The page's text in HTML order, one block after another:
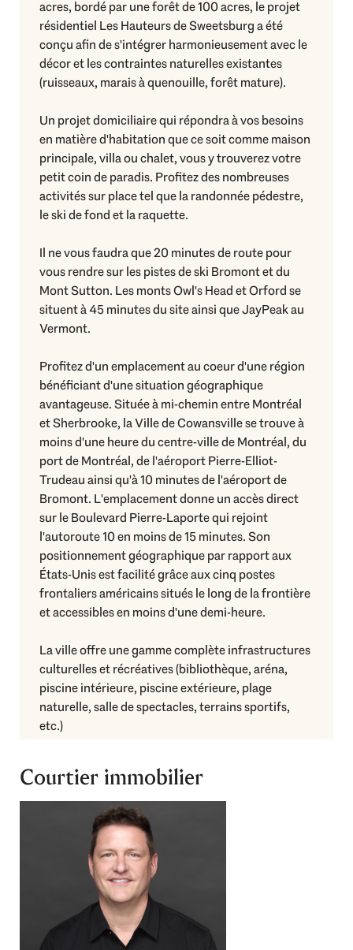
acres, bordé par une forêt de 100 acres, le projet
résidentiel Les Hauteurs de Sweetsburg a été
conçu afin de s'intégrer harmonieusement avec le
décor et les contraintes naturelles existantes
(ruisseaux, marais à quenouille, forêt mature).
Un projet domiciliaire qui répondra à vos besoins
en matière d'habitation que ce soit comme maison
principale, villa ou chalet, vous y trouverez votre
petit coin de paradis. Profitez des nombreuses
activités sur place tel que la randonnée pédestre,
le ski de fond et la raquette.
Il ne vous faudra que 20 minutes de route pour
vous rendre sur les pistes de ski Bromont et du
Mont Sutton. Les monts Owl's Head et Orford se
situent à 45 minutes du site ainsi que JayPeak au
Vermont.
Profitez d'un emplacement au coeur d'une région
bénéficiant d'une situation géographique
avantageuse. Située à mi-chemin entre Montréal
et Sherbrooke, la Ville de Cowansville se trouve à
moins d'une heure du centre-ville de Montréal, du
port de Montréal, de l'aéroport Pierre-Elliot-
Trudeau ainsi qu'à 10 minutes de l'aéroport de
Bromont. L'emplacement donne un accès direct
sur le Boulevard Pierre-Laporte qui rejoint
l'autoroute 10 en moins de 15 minutes. Son
positionnement géographique par rapport aux
États-Unis est facilité grâce aux cinq postes
frontaliers américains situés le long de la frontière
et accessibles en moins d'une demi-heure.
La ville offre une gamme complète infrastructures
culturelles et récréatives (bibliothèque, aréna,
piscine intérieure, piscine extérieure, plage
naturelle, salle de spectacles, terrains sportifs,
etc.)
Courtier immobilier